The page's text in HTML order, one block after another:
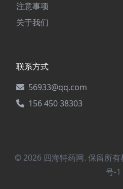
注意事项
关于我们
联系方式
56933@qq.com
156 450 38303
© 2026 四海特药网. 保留所有
号-1